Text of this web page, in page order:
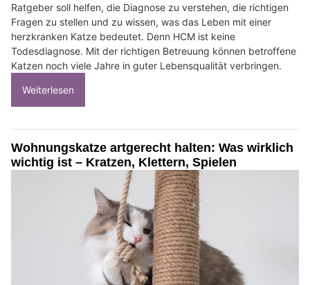
Ratgeber soll helfen, die Diagnose zu verstehen, die richtigen
Fragen zu stellen und zu wissen, was das Leben mit einer
herzkranken Katze bedeutet. Denn HCM ist keine
Todesdiagnose. Mit der richtigen Betreuung können betroffene
Katzen noch viele Jahre in guter Lebensqualität verbringen.
Weiterlesen
Wohnungskatze artgerecht halten: Was wirklich
wichtig ist – Kratzen, Klettern, Spielen